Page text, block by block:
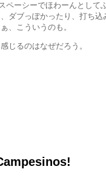
ペーシーでほわーんとして
ダブっぽかったり、打ち
、こういうのも。
じるのはなぜだろう。